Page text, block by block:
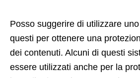
Posso suggerire di utilizzare
questi per ottenere una
dei contenuti. Alcuni di questi
essere utilizzati anche per la